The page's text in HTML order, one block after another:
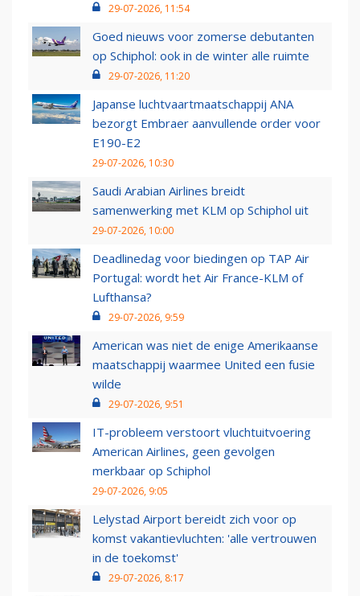
29-07-2026, 11:54
Goed nieuws voor zomerse debutanten
op Schiphol: ook in de winter alle ruimte
29-07-2026, 11:20
Japanse luchtvaartmaatschappij ANA
bezorgt Embraer aanvullende order voor
E190-E2
29-07-2026, 10:30
Saudi Arabian Airlines breidt
samenwerking met KLM op Schiphol uit
29-07-2026, 10:00
Deadlinedag voor biedingen op TAP Air
Portugal: wordt het Air France-KLM of
Lufthansa?
29-07-2026, 9:59
American was niet de enige Amerikaanse
maatschappij waarmee United een fusie
wilde
29-07-2026, 9:51
IT-probleem verstoort vluchtuitvoering
American Airlines, geen gevolgen
merkbaar op Schiphol
29-07-2026, 9:05
Lelystad Airport bereidt zich voor op
komst vakantievluchten: 'alle vertrouwen
in de toekomst'
29-07-2026, 8:17